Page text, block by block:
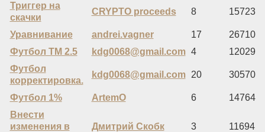
Триггер на
скачки
CRYPTO proceeds 8 15723
Уравнивание andrei.vagner 17
26710
Футбол ТМ 2.5
kdg0068@gmail.com 4
12029
Футбол
корректировка.
kdg0068@gmail.com 20 30570
Футбол 1% ArtemO 6
14764
Внести
изменения в
Дмитрий Скобк 3 11694